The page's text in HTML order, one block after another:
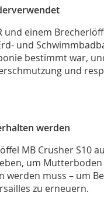
und einem
und
bestimmt war,
und
werden
MB Crusher S10
um
muss – um
zu erneuern.